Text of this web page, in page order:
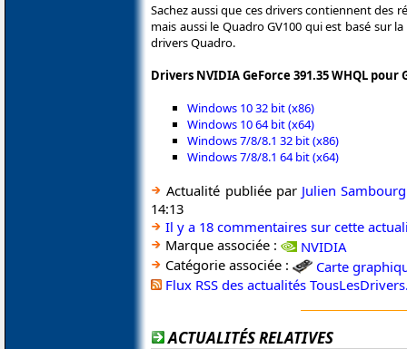
Sachez aussi que ces drivers contiennent des
mais aussi le Quadro GV100 qui est basé sur
drivers Quadro.
Drivers NVIDIA GeForce 391.35 WHQL
Windows 10 32 bit (x86)
Windows 10 64 bit (x64)
Windows 7/8/8.1 32 bit (x86)
Windows 7/8/8.1 64 bit (x64)
Actualité publiée par Julien Sambourg
14:13
Il y a 18 commentaires sur cette
Marque associée :
NVIDIA
Catégorie associée :
Carte
Flux RSS des actualités
ACTUALITÉS RELATIVES